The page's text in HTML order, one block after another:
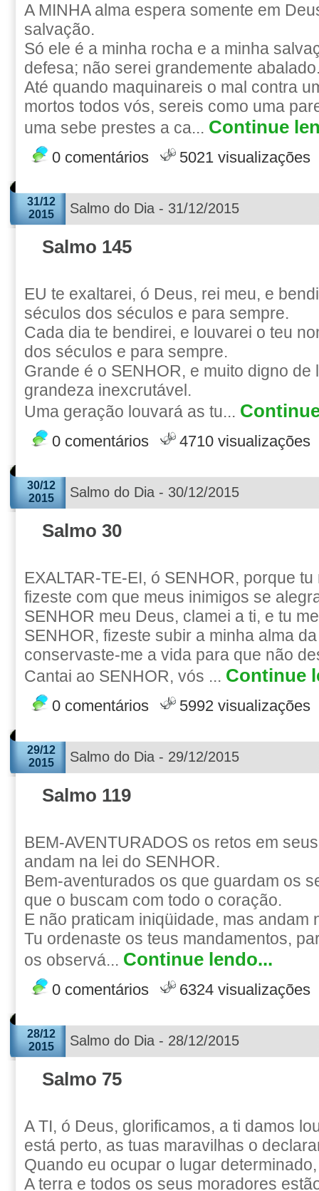
A MINHA alma espera somente em
salvação.
Só ele é a minha rocha e a minha
defesa; não serei grandemente
Até quando maquinareis o mal contra
mortos todos vós, sereis como uma
uma sebe prestes a ca... Continue
0 comentários 5021 visualizações
31/12
2015
Salmo do Dia - 31/12/2015
Salmo 145
EU te exaltarei, ó Deus, rei meu, e
séculos dos séculos e para sempre.
Cada dia te bendirei, e louvarei o teu
dos séculos e para sempre.
Grande é o SENHOR, e muito digno de
grandeza inexcrutável.
Uma geração louvará as tu...
0 comentários 4710 visualizações
30/12
2015
Salmo do Dia - 30/12/2015
Salmo 30
EXALTAR-TE-EI, ó SENHOR, porque
fizeste com que meus inimigos se
SENHOR meu Deus, clamei a ti, e tu
SENHOR, fizeste subir a minha alma
conservaste-me a vida para que não
Cantai ao SENHOR, vós ... Continue
0 comentários 5992 visualizações
29/12
2015
Salmo do Dia - 29/12/2015
Salmo 119
BEM-AVENTURADOS os retos em
andam na lei do SENHOR.
Bem-aventurados os que guardam os
que o buscam com todo o coração.
E não praticam iniqüidade, mas andam
Tu ordenaste os teus mandamentos,
os observá... Continue lendo...
0 comentários 6324 visualizações
28/12
2015
Salmo do Dia - 28/12/2015
Salmo 75
A TI, ó Deus, glorificamos, a ti damos
está perto, as tuas maravilhas o
Quando eu ocupar o lugar
A terra e todos os seus moradores